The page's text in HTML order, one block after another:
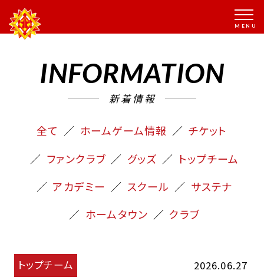
INFORMATION
新着情報
全て ホームゲーム情報
チケット
ファンクラブ
グッズ
トップチーム
アカデミー
スクール
サステナ
ホームタウン
クラブ
トップチーム 2026.06.27